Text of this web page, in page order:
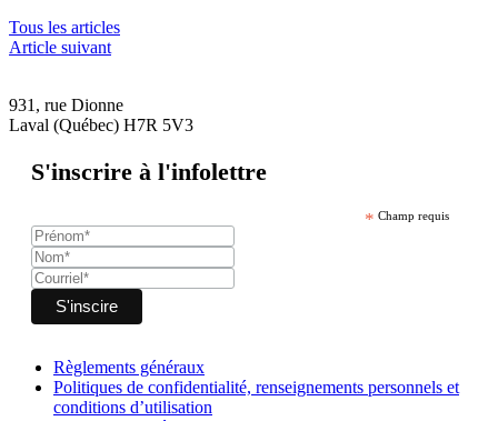
Tous les articles
Article suivant
931, rue Dionne
Laval (Québec) H7R 5V3
S'inscrire à l'infolettre
* Champ requis
Règlements généraux
Politiques de confidentialité, renseignements personnels et
conditions d’utilisation